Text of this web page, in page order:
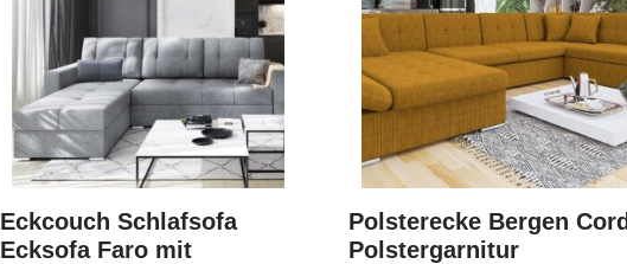
Eckcouch Schlafsofa
Ecksofa Faro mit
Polsterecke Bergen Cord
Polstergarnitur